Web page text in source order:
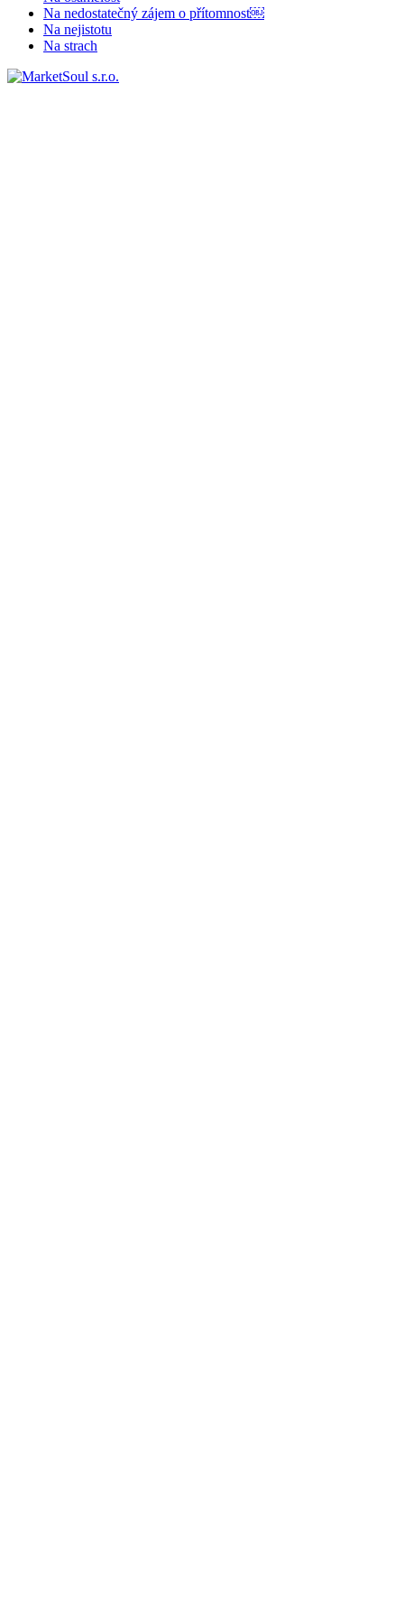
Na nedostatečný zájem o přítomnost￼
Na nejistotu
Na strach